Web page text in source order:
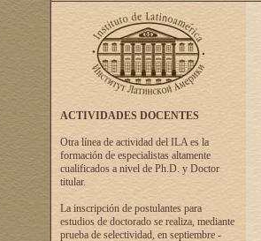
ACTIVIDADES DOCENTES
Otra línea de actividad del ILA es la
formación de especialistas altamente
cualificados a nivel de Ph.D. y Doctor
titular.
La inscripción de postulantes para
estudios de doctorado se realiza, mediante
prueba de selectividad, en septiembre -